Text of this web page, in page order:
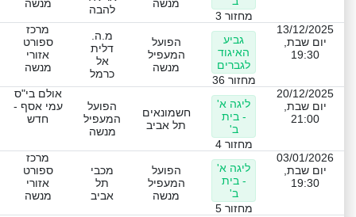
מחזור 3
מנשה
להבה
מנשה
13/12/2025
יום שבת,
19:30
גביע
האיגוד
לגברים
מחזור 36
הפועל
המעפיל
מנשה
מ.ה.
דלית
אל
כרמל
מרכז
ספורט
אזורי
מנשה
20/12/2025
יום שבת,
21:00
ליגה א'
- בית
ב'
מחזור 4
חשמונאים
תל אביב
הפועל
המעפיל
מנשה
אולם בי"ס
עמי אסף -
חדש
03/01/2026
יום שבת,
19:30
ליגה א'
- בית
ב'
מחזור 5
הפועל
המעפיל
מנשה
מכבי
תל
אביב
מרכז
ספורט
אזורי
מנשה